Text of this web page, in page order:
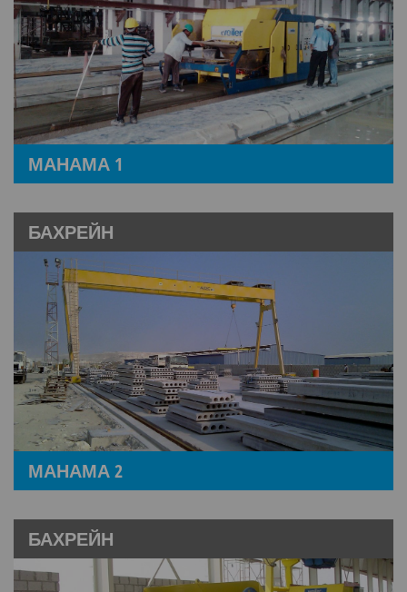
МАНАМА 1
БАХРЕЙН
МАНАМА 2
БАХРЕЙН